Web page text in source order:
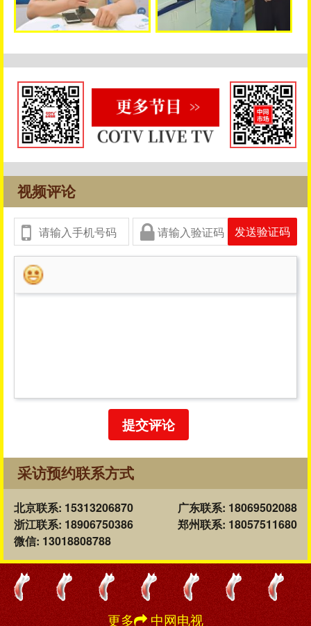
视频评论
发送验证码
提交评论
采访预约联系方式
北京联系: 15313206870
广东联系: 18069502088
浙江联系: 18906750386
郑州联系: 18057511680
微信: 13018808788
更多 中网电视